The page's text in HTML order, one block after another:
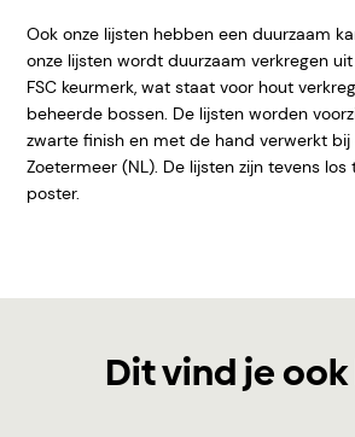
Ook onze lijsten hebben een duurzaam
onze lijsten wordt duurzaam verkregen
FSC keurmerk, wat staat voor hout
beheerde bossen. De lijsten worden
zwarte finish en met de hand verwerkt bij
Zoetermeer (NL). De lijsten zijn tevens
poster.
Dit vind je